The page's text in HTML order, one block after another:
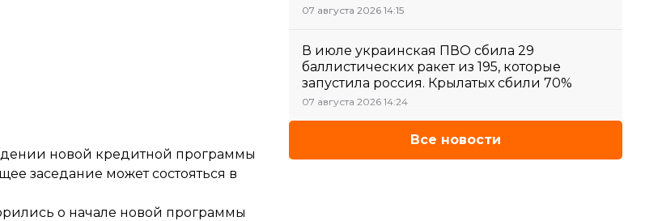
новой кредитной программы
заседание может состояться в
о начале новой программы
07 августа 2026 14:15
В июле украинская ПВО сбила 29
баллистических ракет из 195, которые
запустила россия. Крылатых сбили 70%
07 августа 2026 14:24
Все новости